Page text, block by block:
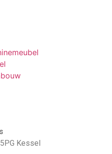
Kessel